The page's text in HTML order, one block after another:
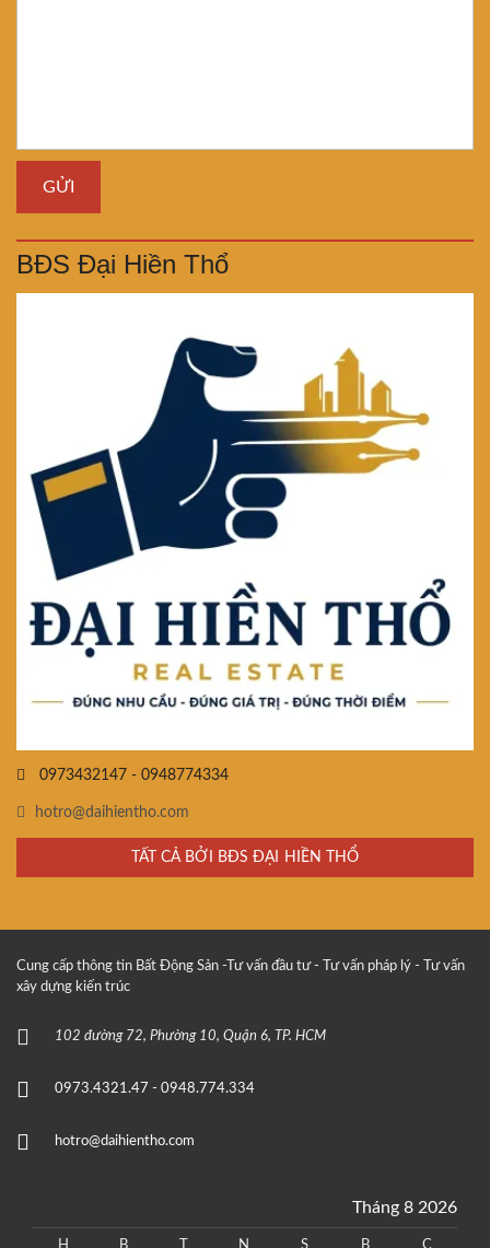
BĐS Đại Hiền Thổ
0973432147 - 0948774334
hotro@daihientho.com
TẤT CẢ BỞI BĐS ĐẠI HIỀN THỔ
Cung cấp thông tin Bất Động Sản -Tư vấn đầu tư - Tư vấn pháp lý - Tư vấn
xây dựng kiến trúc
102 đường 72, Phường 10, Quận 6, TP. HCM
0973.4321.47 - 0948.774.334
hotro@daihientho.com
Tháng 8 2026